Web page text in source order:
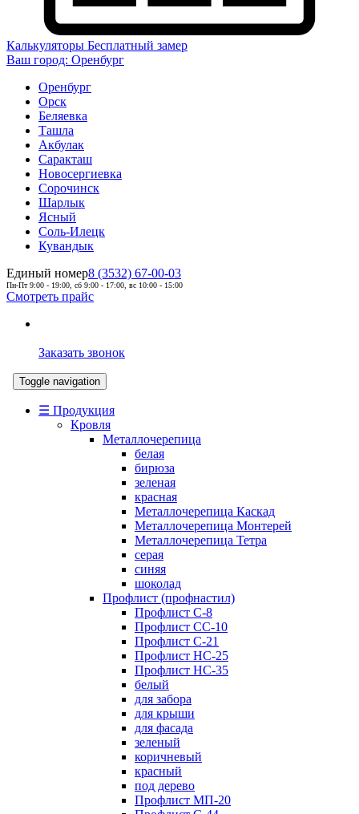
Калькуляторы Бесплатный замер
Ваш город: Оренбург
Оренбург
Орск
Беляевка
Ташла
Акбулак
Саракташ
Новосергиевка
Сорочинск
Шарлык
Ясный
Соль-Илецк
Кувандык
Единый номер8 (3532) 67-00-03
Пн-Пт 9:00 - 19:00, сб 9:00 - 17:00, вс 10:00 - 15:00
Смотреть прайс
Заказать звонок
Toggle navigation
☰ Продукция
Кровля
Металлочерепица
белая
бирюза
зеленая
красная
Металлочерепица Каскад
Металлочерепица Монтерей
Металлочерепица Тетра
серая
синяя
шоколад
Профлист (профнастил)
Профлист С-8
Профлист СС-10
Профлист C-21
Профлист НС-25
Профлист НС-35
белый
для забора
для крыши
для фасада
зеленый
коричневый
красный
под дерево
Профлист МП-20